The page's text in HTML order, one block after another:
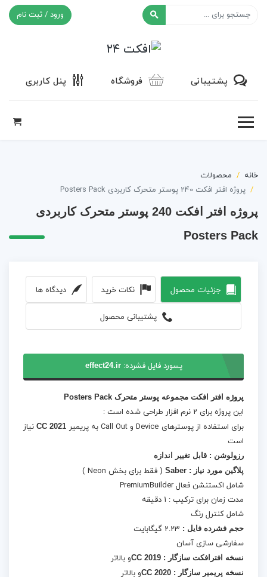
ورود / ثبت نام
پشتیبانی فروشگاه پنل کاربری
خانه
محصولات
پروژه افتر افکت 240 پوستر متحرک کاربردی Posters Pack
پروژه افتر افکت 240 پوستر متحرک کاربردی
Posters Pack
جزئیات محصول نکات خرید دیدگاه ها
پشتیبانی محصول
پسورد فایل فشرده:effect24.ir
پروژه افتر افکت مجموعه پوستر متحرک Posters Pack
این پروژه برای 2 نرم افزار طراحی شده است :
برای استفاده از پوسترهای Device و Call Out به پریمیر
CC 2021نیاز
است
رزولوشن : قابل تغییر اندازه
پلاگین مورد نیاز : Saber
( فقط برای بخش Neon )
شامل اکستنشن فعال PremiumBuilder
مدت زمان برای ترکیب : 1 دقیقه
شامل کنترل رنگ
حجم فشرده فایل :
سفارشی سازی آسان
نسخه افترافکت سازگار : CC 2019 و بالاتر
نسخه پریمیر سازگار : CC 2020 و بالاتر